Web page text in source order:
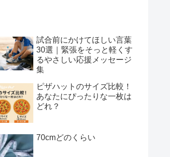
試合前にかけてほしい言葉
30選｜緊張をそっと軽くす
るやさしい応援メッセージ
集
ピザハットのサイズ比較！
あなたにぴったりな一枚は
どれ？
70cmどのくらい